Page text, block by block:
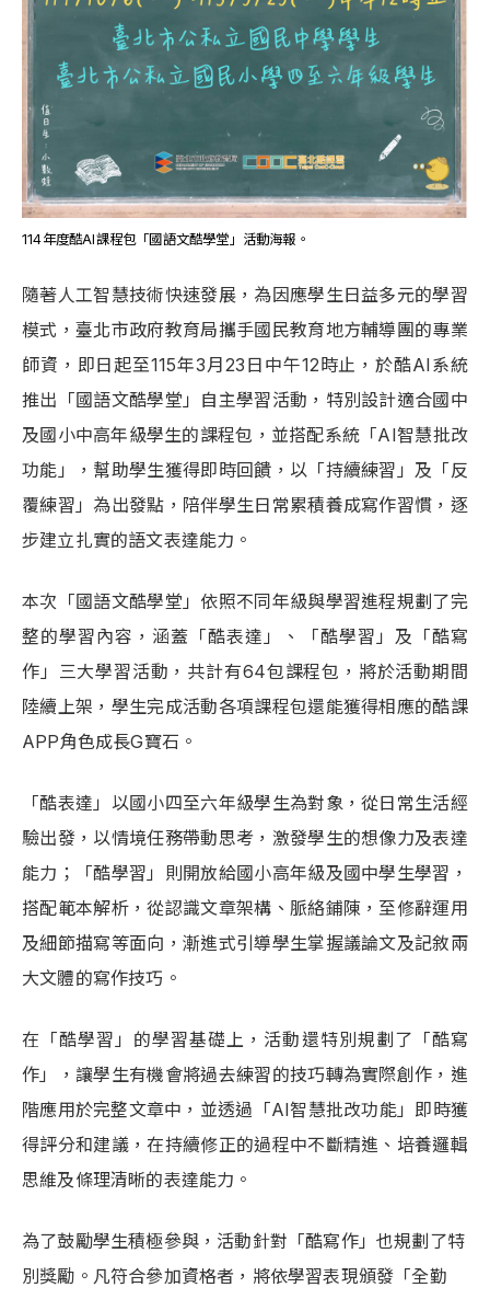
114年度酷AI課程包「國語文酷學堂」活動海報。
隨著人工智慧技術快速發展，為因應學生日益多元的學習
模式，臺北市政府教育局攜手國民教育地方輔導團的專業
師資，即日起至115年3月23日中午12時止，於酷AI系統
推出「國語文酷學堂」自主學習活動，特別設計適合國中
及國小中高年級學生的課程包，並搭配系統「AI智慧批改
功能」，幫助學生獲得即時回饋，以「持續練習」及「反
覆練習」為出發點，陪伴學生日常累積養成寫作習慣，逐
步建立扎實的語文表達能力。
本次「國語文酷學堂」依照不同年級與學習進程規劃了完
整的學習內容，涵蓋「酷表達」、「酷學習」及「酷寫
作」三大學習活動，共計有64包課程包，將於活動期間
陸續上架，學生完成活動各項課程包還能獲得相應的酷課
APP角色成長G寶石。
「酷表達」以國小四至六年級學生為對象，從日常生活經
驗出發，以情境任務帶動思考，激發學生的想像力及表達
能力；「酷學習」則開放給國小高年級及國中學生學習，
搭配範本解析，從認識文章架構、脈絡鋪陳，至修辭運用
及細節描寫等面向，漸進式引導學生掌握議論文及記敘兩
大文體的寫作技巧。
在「酷學習」的學習基礎上，活動還特別規劃了「酷寫
作」，讓學生有機會將過去練習的技巧轉為實際創作，進
階應用於完整文章中，並透過「AI智慧批改功能」即時獲
得評分和建議，在持續修正的過程中不斷精進、培養邏輯
思維及條理清晰的表達能力。
為了鼓勵學生積極參與，活動針對「酷寫作」也規劃了特
別獎勵。凡符合參加資格者，將依學習表現頒發「全勤